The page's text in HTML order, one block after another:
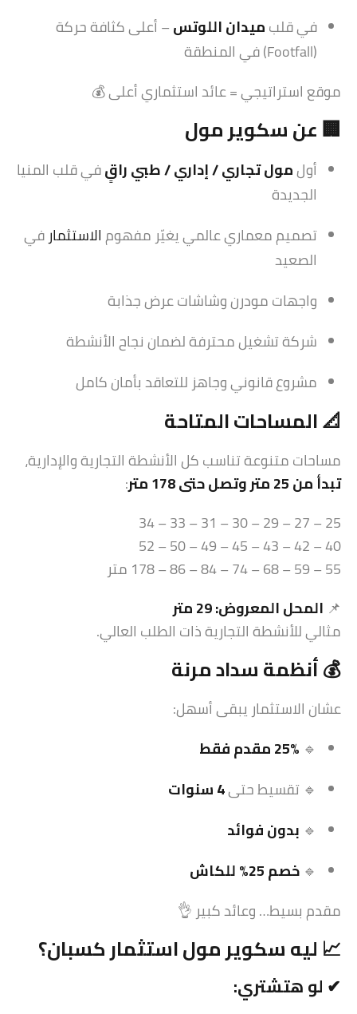
في قلبميدان اللوتس– أعلى كثافة حركة
(Footfall) في المنطقة
موقع استراتيجي = عائد استثماري أعلى 💰
🏢 عنسكوير مول
أولمول تجاري / إداري / طبي راقٍفي قلب المنيا
الجديدة
تصميم معماري عالمي يغيّر مفهومالاستثمار في
الصعيد
واجهات مودرن وشاشات عرض جذابة
شركة تشغيل محترفة لضمان نجاح الأنشطة
مشروع قانوني وجاهز للتعاقد بأمان كامل
📐 المساحات المتاحة
مساحات متنوعة تناسب كل الأنشطة التجارية والإدارية،
تبدأ من 25 متر وتصل حتى 178 متر
:
25 – 27 – 29 – 30 – 31 – 33 – 34
40 – 42 – 43 – 45 – 49 – 50 – 52
55 – 59 – 68 – 74 – 84 – 86 – 178 متر
📌 المحل المعروض: 29 متر
مثالي للأنشطة التجارية ذات الطلب العالي.
💰 أنظمة سداد مرنة
عشان الاستثمار يبقى أسهل:
🔹 25% مقدم فقط
🔹 تقسيط حتى4 سنوات
🔹 بدون فوائد
🔹 خصم 25% للكاش
مقدم بسيط… وعائد كبير 👌
📈 ليه سكوير مولاستثماركسبان؟
✔ لو هتشتري: